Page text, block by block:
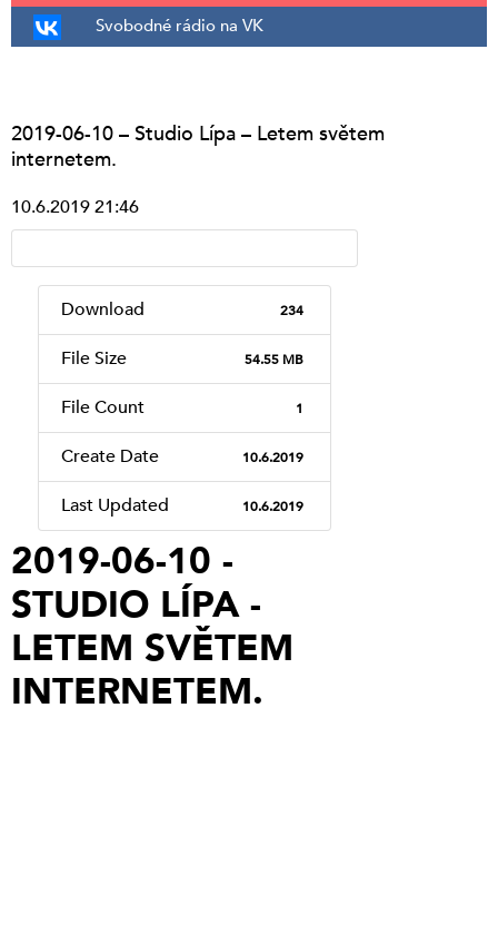
Svobodné rádio na VK
2019-06-10 – Studio Lípa – Letem světem
internetem.
10.6.2019 21:46
Download 234
File Size 54.55 MB
File Count 1
Create Date 10.6.2019
Last Updated 10.6.2019
2019-06-10 -
STUDIO LÍPA -
LETEM SVĚTEM
INTERNETEM.